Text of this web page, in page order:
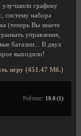
улучшили графику
систему набора
(теперь Вы знаете
управление,
баталии... В двух
выходило!
игру (451.47 Мб.)
Рейтинг: 10.0 (1)